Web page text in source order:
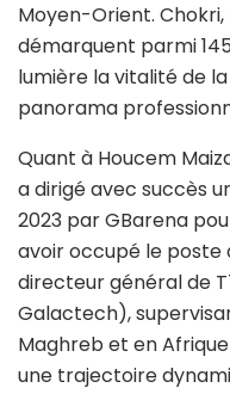
Moyen-Orient. Chokri,
démarquent parmi
lumière la vitalité de
panorama
Quant à Houcem
a dirigé avec succès
2023 par GBarena
avoir occupé le poste
directeur général de
Galactech),
Maghreb et en
une trajectoire